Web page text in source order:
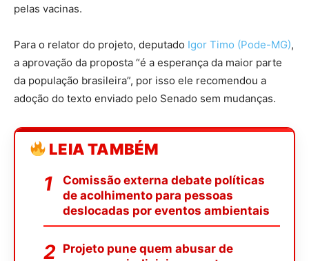
pelas vacinas.
Para o relator do projeto, deputado Igor Timo (Pode-MG),
a aprovação da proposta “é a esperança da maior parte
da população brasileira”, por isso ele recomendou a
adoção do texto enviado pelo Senado sem mudanças.
LEIA TAMBÉM
Comissão externa debate políticas
de acolhimento para pessoas
deslocadas por eventos ambientais
Projeto pune quem abusar de